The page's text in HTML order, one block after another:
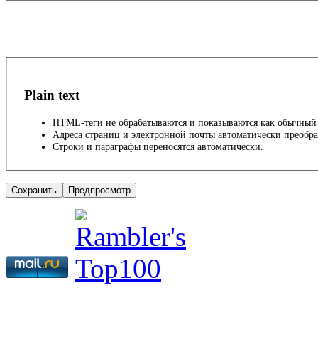
Plain text
HTML-теги не обрабатываются и показываются как обычный
Адреса страниц и электронной почты автоматически
Строки и параграфы переносятся автоматически.